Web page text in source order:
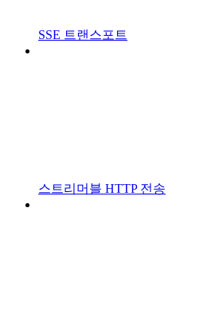
SSE 트랜스포트
스트리머블 HTTP 전송